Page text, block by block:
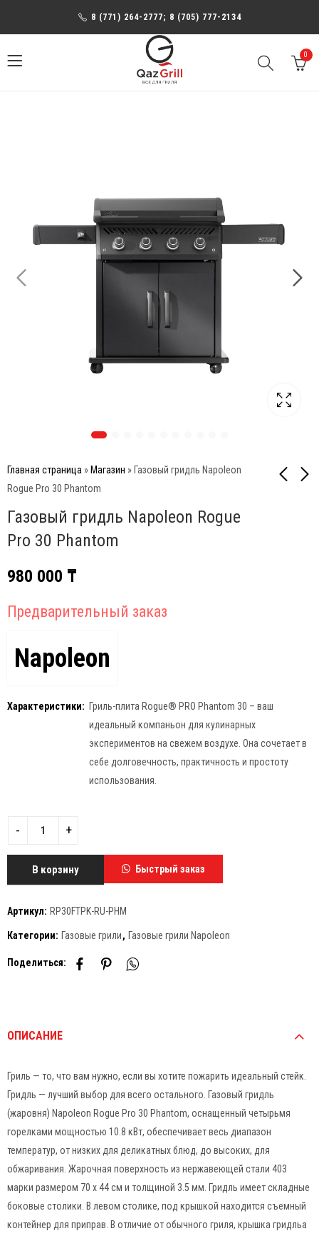
8 (771) 264-2777; 8 (705) 777-2134
0
Главная страница » Магазин » Газовый гридль Napoleon
Rogue Pro 30 Phantom
Газовый гридль Napoleon Rogue
Pro 30 Phantom
Napoleon Rogue PRO-S
Встраиваемый газовый
980 000 ₸
Предварительный заказ
Napoleon
Характеристики: Гриль-плита Rogue® PRO Phantom 30 – ваш
идеальный компаньон для кулинарных
экспериментов на свежем воздухе. Она сочетает в
себе долговечность, практичность и простоту
использования.
В корзину Быстрый заказ
Артикул: RP30FTPK-RU-PHM
Категории: Газовые грили, Газовые грили Napoleon
Поделиться:
ОПИСАНИЕ
Гриль — то, что вам нужно, если вы хотите пожарить идеальный стейк.
Гридль — лучший выбор для всего остального. Газовый гридль
(жаровня) Napoleon Rogue Pro 30 Phantom, оснащенный четырьмя
горелками мощностью 10.8 кВт, обеспечивает весь диапазон
температур, от низких для деликатных блюд, до высоких, для
обжаривания. Жарочная поверхность из нержавеющей стали 403
марки размером 70 x 44 см и толщиной 3.5 мм. Гридль имеет складные
боковые столики. В левом столике, под крышкой находится съемный
контейнер для приправ. В отличие от обычного гриля, крышка гридльа